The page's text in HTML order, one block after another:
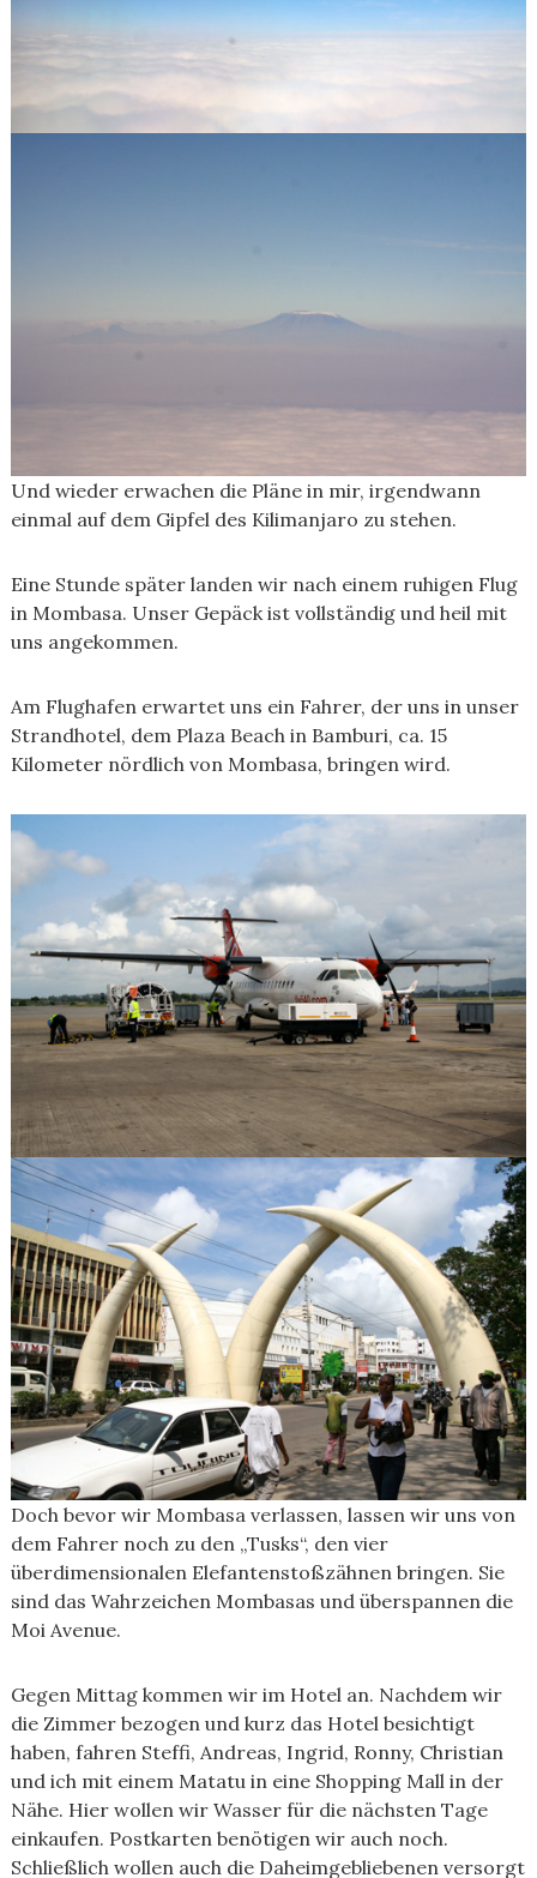
Und wieder erwachen die Pläne in mir, irgendwann
einmal auf dem Gipfel des Kilimanjaro zu stehen.
Eine Stunde später landen wir nach einem ruhigen Flug
in Mombasa. Unser Gepäck ist vollständig und heil mit
uns angekommen.
Am Flughafen erwartet uns ein Fahrer, der uns in unser
Strandhotel, dem Plaza Beach in Bamburi, ca. 15
Kilometer nördlich von Mombasa, bringen wird.
Doch bevor wir Mombasa verlassen, lassen wir uns von
dem Fahrer noch zu den „Tusks“, den vier
überdimensionalen Elefantenstoßzähnen bringen. Sie
sind das Wahrzeichen Mombasas und überspannen die
Moi Avenue.
Gegen Mittag kommen wir im Hotel an. Nachdem wir
die Zimmer bezogen und kurz das Hotel besichtigt
haben, fahren Steffi, Andreas, Ingrid, Ronny, Christian
und ich mit einem Matatu in eine Shopping Mall in der
Nähe. Hier wollen wir Wasser für die nächsten Tage
einkaufen. Postkarten benötigen wir auch noch.
Schließlich wollen auch die Daheimgebliebenen versorgt